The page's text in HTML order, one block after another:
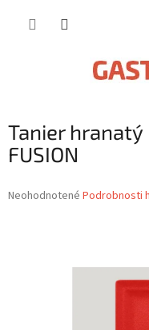
Tanier hranatý
FUSION
Priemerné
Neohodnotené Podrobnosti